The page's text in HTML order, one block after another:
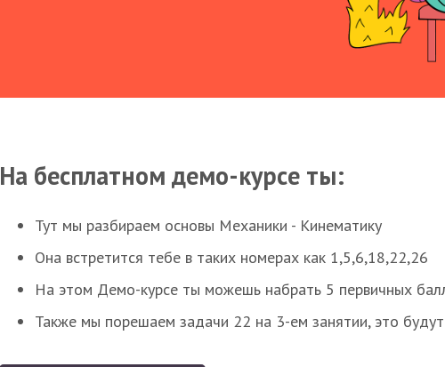
На бесплатном демо-курсе ты:
Тут мы разбираем основы Механики - Кинематику
Она встретится тебе в таких номерах как 1,5,6,18,22,26
На этом Демо-курсе ты можешь набрать 5 первичных
Также мы порешаем задачи 22 на 3-ем занятии, это